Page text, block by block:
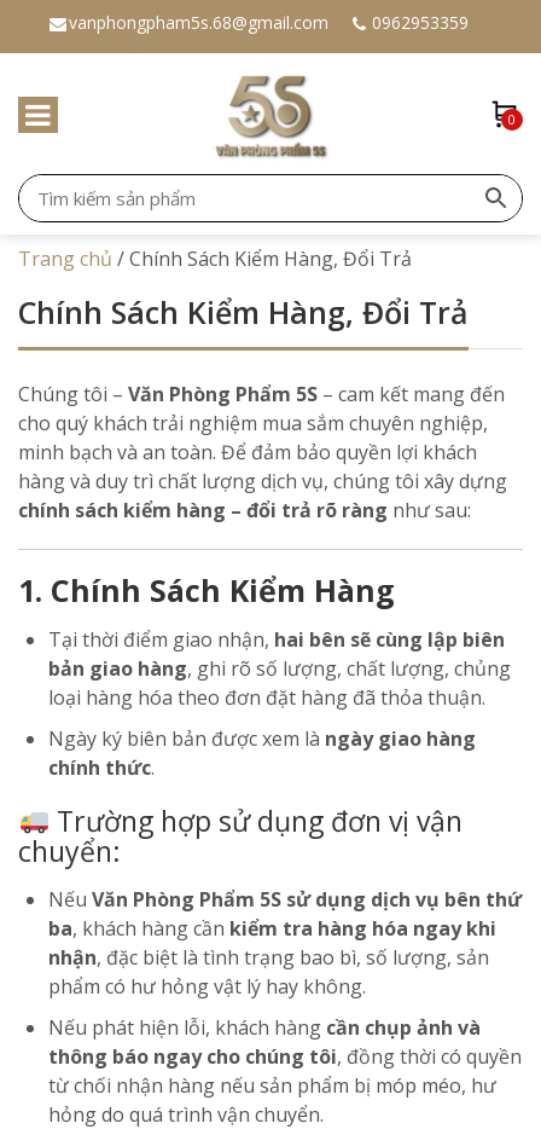
vanphongpham5s.68@gmail.com 0962953359
0
Trang chủ /Chính Sách Kiểm Hàng, Đổi Trả
Chính Sách Kiểm Hàng, Đổi Trả
Chúng tôi – Văn Phòng Phẩm 5S – cam kết mang đến
cho quý khách trải nghiệm mua sắm chuyên nghiệp,
minh bạch và an toàn. Để đảm bảo quyền lợi khách
hàng và duy trì chất lượng dịch vụ, chúng tôi xây dựng
chính sách kiểm hàng – đổi trả rõ ràng như sau:
1. Chính Sách Kiểm Hàng
Tại thời điểm giao nhận, hai bên sẽ cùng lập biên
bản giao hàng, ghi rõ số lượng, chất lượng, chủng
loại hàng hóa theo đơn đặt hàng đã thỏa thuận.
Ngày ký biên bản được xem là ngày giao hàng
chính thức.
Trường hợp sử dụng đơn vị vận
chuyển:
Nếu Văn Phòng Phẩm 5S sử dụng dịch vụ bên thứ
ba, khách hàng cần kiểm tra hàng hóa ngay khi
nhận, đặc biệt là tình trạng bao bì, số lượng, sản
phẩm có hư hỏng vật lý hay không.
Nếu phát hiện lỗi, khách hàng cần chụp ảnh và
thông báo ngay cho chúng tôi, đồng thời có quyền
từ chối nhận hàng nếu sản phẩm bị móp méo, hư
hỏng do quá trình vận chuyển.